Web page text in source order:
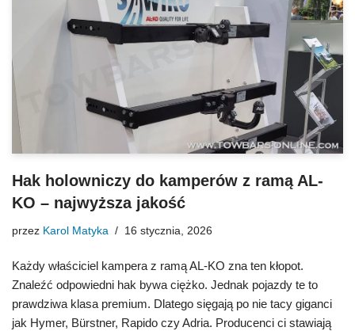
Hak holowniczy do kamperów z ramą AL-
KO – najwyższa jakość
przez Karol Matyka 16 stycznia, 2026
Każdy właściciel kampera z ramą AL‑KO zna ten kłopot.
Znaleźć odpowiedni hak bywa ciężko. Jednak pojazdy te to
prawdziwa klasa premium. Dlatego sięgają po nie tacy giganci
jak Hymer, Bürstner, Rapido czy Adria. Producenci ci stawiają